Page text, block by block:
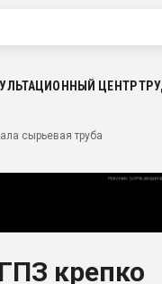
ЦЕНТР
сырьевая труба
крепко